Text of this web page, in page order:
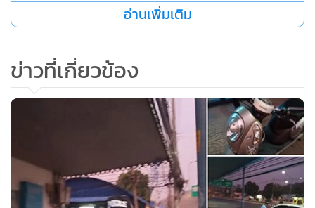
แล้วนั้น ได้ขับขี่รถจักรยานยนต์กลับมาอีกครั้ง
อ่านเพิ่มเติม
ข่าวที่เกี่ยวข้อง